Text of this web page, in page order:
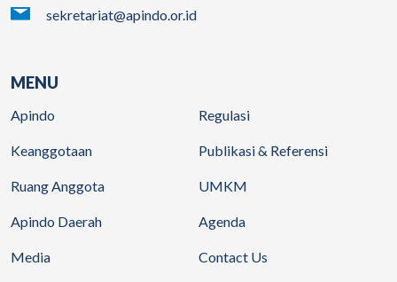
sekretariat@apindo.or.id
MENU
Apindo
Keanggotaan
Ruang Anggota
Apindo Daerah
Media
Regulasi
Publikasi & Referensi
UMKM
Agenda
Contact Us